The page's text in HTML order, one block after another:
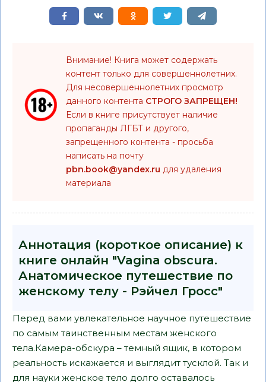
Внимание! Книга может содержать
контент только для совершеннолетних.
Для несовершеннолетних просмотр
данного контента СТРОГО ЗАПРЕЩЕН!
Если в книге присутствует наличие
пропаганды ЛГБТ и другого,
запрещенного контента - просьба
написать на почту
pbn.book@yandex.ru для удаления
материала
Аннотация (короткое описание) к
книге онлайн "Vagina obscura.
Анатомическое путешествие по
женскому телу - Рэйчел Гросс"
Перед вами увлекательное научное путешествие
по самым таинственным местам женского
тела.Камера-обскура – темный ящик, в котором
реальность искажается и выглядит тусклой. Так и
для науки женское тело долго оставалось